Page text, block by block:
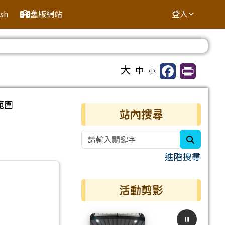
舊版網站 登入
大 中 小
圍 右邊區域內容
站內搜尋
進階搜尋
活動剪影